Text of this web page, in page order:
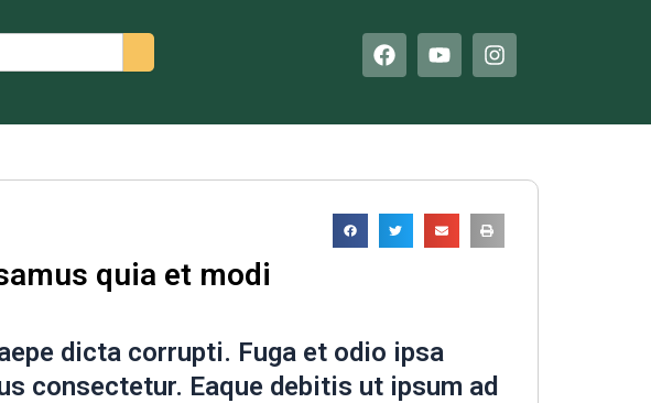
F
a
b
o
Y
o
u
e
I
n
a
r
m
quia et modi
dicta corrupti. Fuga et odio ipsa
consectetur. Eaque debitis ut ipsum ad